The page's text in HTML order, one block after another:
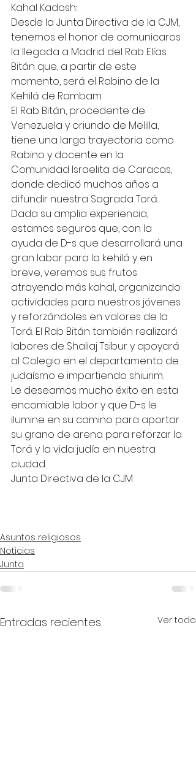
Kahal Kadosh:
Desde la Junta Directiva de la CJM,
tenemos el honor de comunicaros
la llegada a Madrid del Rab Elías
Bitán que, a partir de este
momento, será el Rabino de la
Kehilá de Rambam.
El Rab Bitán, procedente de
Venezuela y oriundo de Melilla,
tiene una larga trayectoria como
Rabino y docente en la
Comunidad Israelita de Caracas,
donde dedicó muchos años a
difundir nuestra Sagrada Torá.
Dada su amplia experiencia,
estamos seguros que, con la
ayuda de D-s que desarrollará una
gran labor para la kehilá y en
breve, veremos sus frutos
atrayendo más kahal, organizando
actividades para nuestros jóvenes
y reforzándoles en valores de la
Torá. El Rab Bitán también realizará
labores de Shaliaj Tsibur y apoyará
al Colegio en el departamento de
judaísmo e impartiendo shiurim.
Le deseamos mucho éxito en esta
encomiable labor y que D-s le
ilumine en su camino para aportar
su grano de arena para reforzar la
Torá y la vida judía en nuestra
ciudad.
Junta Directiva de la CJM
Asuntos religiosos
Noticias
Junta
Entradas recientes Ver todo